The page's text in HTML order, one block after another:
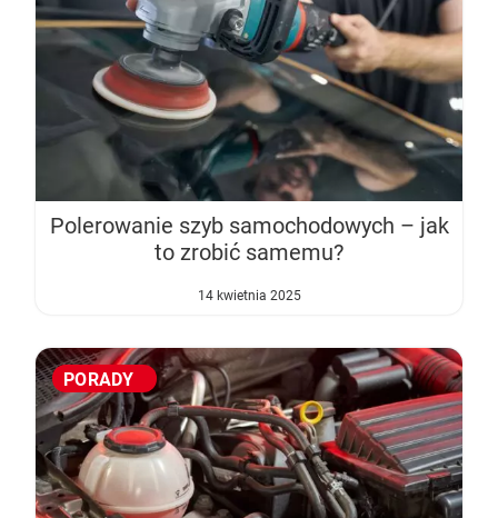
Polerowanie szyb samochodowych – jak
to zrobić samemu?
14 kwietnia 2025
PORADY